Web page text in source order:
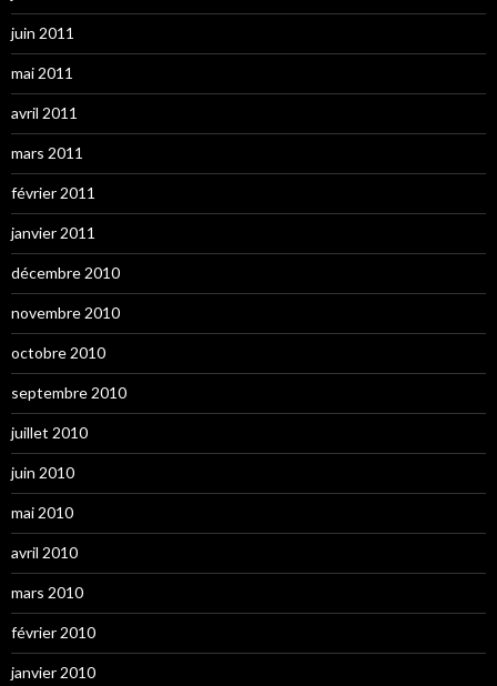
juin 2011
mai 2011
avril 2011
mars 2011
février 2011
janvier 2011
décembre 2010
novembre 2010
octobre 2010
septembre 2010
juillet 2010
juin 2010
mai 2010
avril 2010
mars 2010
février 2010
janvier 2010